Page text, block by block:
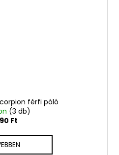
férfi póló
(3 db)
Ft